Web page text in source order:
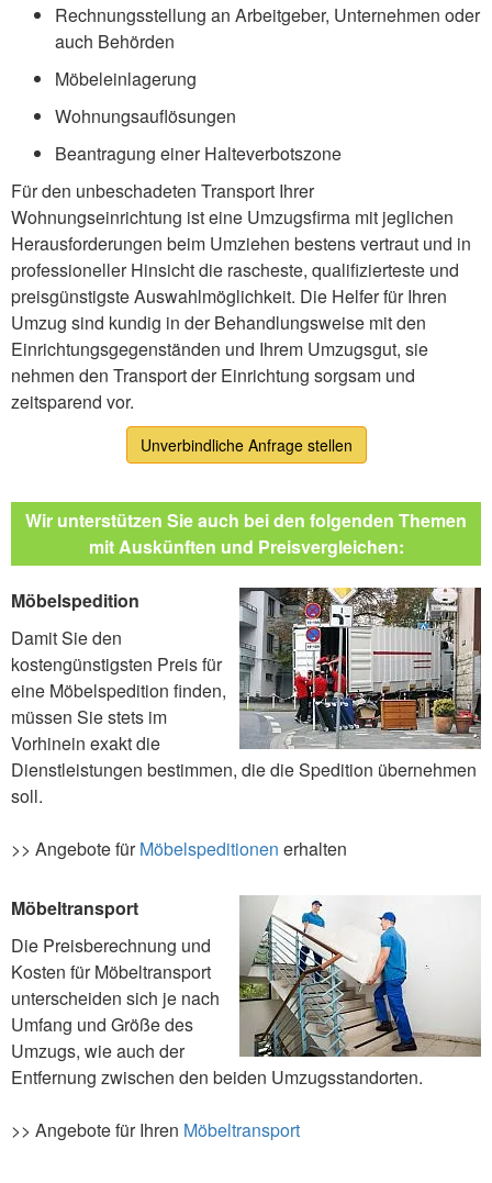
Rechnungsstellung an Arbeitgeber, Unternehmen oder
auch Behörden
Möbeleinlagerung
Wohnungsauflösungen
Beantragung einer Halteverbotszone
Für den unbeschadeten Transport Ihrer
Wohnungseinrichtung ist eine Umzugsfirma mit jeglichen
Herausforderungen beim Umziehen bestens vertraut und in
professioneller Hinsicht die rascheste, qualifizierteste und
preisgünstigste Auswahlmöglichkeit. Die Helfer für Ihren
Umzug sind kundig in der Behandlungsweise mit den
Einrichtungsgegenständen und Ihrem Umzugsgut, sie
nehmen den Transport der Einrichtung sorgsam und
zeitsparend vor.
Unverbindliche Anfrage stellen
Wir unterstützen Sie auch bei den folgenden Themen
mit Auskünften und Preisvergleichen:
Möbelspedition
Damit Sie den
kostengünstigsten Preis für
eine Möbelspedition finden,
müssen Sie stets im
Vorhinein exakt die
Dienstleistungen bestimmen, die die Spedition übernehmen
soll.
>> Angebote fürMöbelspeditionen erhalten
Möbeltransport
Die Preisberechnung und
Kosten für Möbeltransport
unterscheiden sich je nach
Umfang und Größe des
Umzugs, wie auch der
Entfernung zwischen den beiden Umzugsstandorten.
>> Angebote für Ihren Möbeltransport